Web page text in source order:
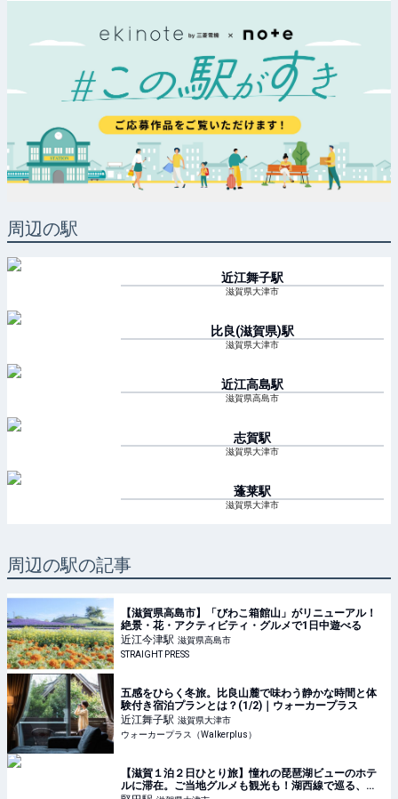
周辺の駅
近江舞子駅
滋賀県大津市
比良(滋賀県)駅
滋賀県大津市
近江高島駅
滋賀県高島市
志賀駅
滋賀県大津市
蓬莱駅
滋賀県大津市
周辺の駅の記事
【滋賀県高島市】「びわこ箱館山」がリニューアル！
絶景・花・アクティビティ・グルメで1日中遊べる
近江今津駅 滋賀県高島市
STRAIGHT PRESS
五感をひらく冬旅。比良山麓で味わう静かな時間と体
験付き宿泊プランとは？(1/2)｜ウォーカープラス
近江舞子駅 滋賀県大津市
ウォーカープラス（Walkerplus）
【滋賀１泊２日ひとり旅】憧れの琵琶湖ビューのホテ
ルに滞在。ご当地グルメも観光も！湖西線で巡る、欲